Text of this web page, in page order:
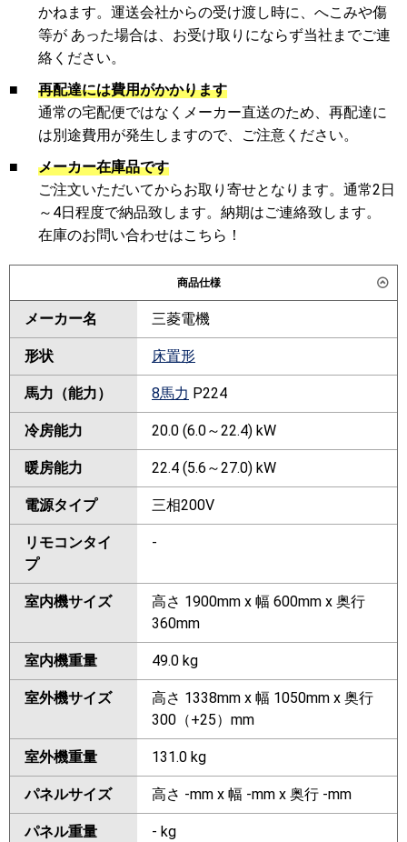
かねます。運送会社からの受け渡し時に、へこみや傷
等が あった場合は、お受け取りにならず当社までご連
絡ください。
■
再配達には費用がかかります
通常の宅配便ではなくメーカー直送のため、再配達に
は別途費用が発生しますので、ご注意ください。
■
メーカー在庫品です
ご注文いただいてからお取り寄せとなります。通常2日
～4日程度で納品致します。納期はご連絡致します。
在庫のお問い合わせはこちら！
商品仕様
メーカー名 三菱電機
形状 床置形
馬力（能力） 8馬力 P224
冷房能力 20.0 (6.0～22.4) kW
暖房能力 22.4 (5.6～27.0) kW
電源タイプ 三相200V
リモコンタイ
プ
-
室内機サイズ
高さ 1900mm x 幅 600mm x 奥行
360mm
室内機重量 49.0 kg
室外機サイズ
高さ 1338mm x 幅 1050mm x 奥行
300（+25）mm
室外機重量 131.0 kg
パネルサイズ 高さ -mm x 幅 -mm x 奥行 -mm
パネル重量 - kg